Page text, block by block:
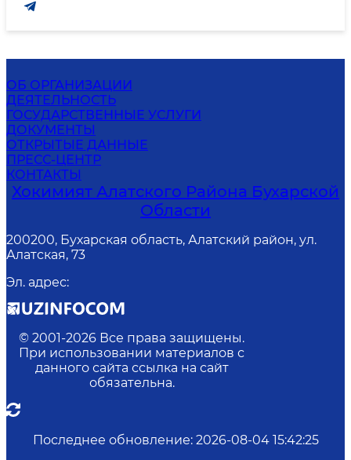
ОБ ОРГАНИЗАЦИИ
ДЕЯТЕЛЬНОСТЬ
ГОСУДАРСТВЕННЫЕ УСЛУГИ
ДОКУМЕНТЫ
ОТКРЫТЫЕ ДАННЫЕ
ПРЕСС-ЦЕНТР
КОНТАКТЫ
Хокимият Алатского Района Бухарской
Области
200200, Бухарская область, Алатский район, ул.
Алатская, 73
Эл. адрес:
© 2001-2026 Все права защищены.
При использовании материалов с
данного сайта ссылка на сайт
обязательна.
Последнее обновление: 2026-08-04 15:42:25